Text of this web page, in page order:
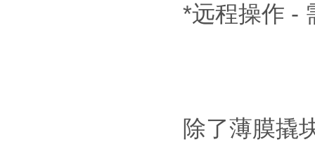
*远程操作 -
除了薄膜撬